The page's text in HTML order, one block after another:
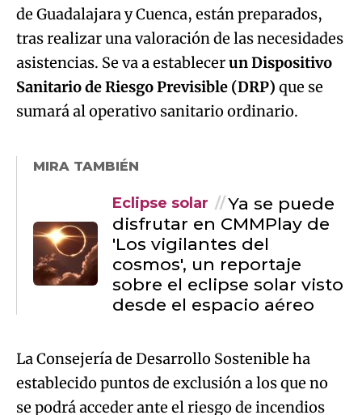
de Guadalajara y Cuenca, están preparados,
tras realizar una valoración de las necesidades
asistencias. Se va a establecerun Dispositivo
Sanitario de Riesgo Previsible (DRP) que se
sumará al operativo sanitario ordinario.
MIRA TAMBIÉN
Eclipse solar
Ya se puede
disfrutar en CMMPlay de
'Los vigilantes del
cosmos', un reportaje
sobre el eclipse solar visto
desde el espacio aéreo
La Consejería de Desarrollo Sostenible ha
establecido puntos de exclusión a los que no
se podrá acceder ante el riesgo de incendios